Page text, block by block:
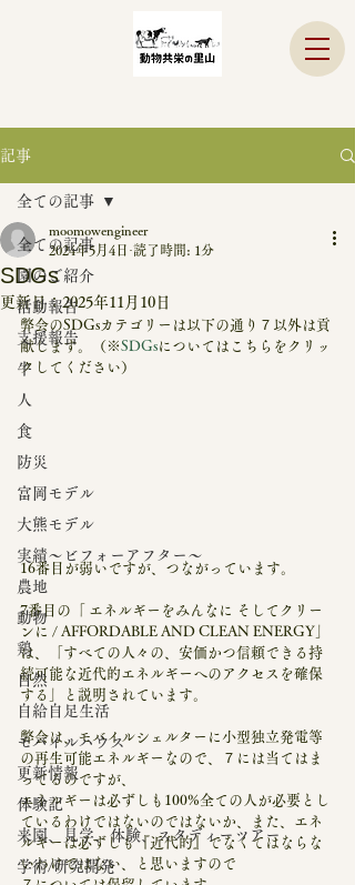
記事
全ての記事
園のご紹介
活動報告
支援報告
牛
人
食
防災
富岡モデル
大熊モデル
実績～ビフォーアフター～
農地
動物
鶏
自然
自給自足生活
モバイルハウス
更新情報
体験記
来園、見学、体験、スタディーツアー
学術/研究開発
全ての記事
SDGs
moomowengineer
2024年5月4日 読了時間: 1分
更新日：2025年11月10日
弊会のSDGsカテゴリーは以下の通り７以外は貢
献します。（※SDGsについてはこちらをクリッ
クしてください）
16番目が弱いですが、つながっています。
7番目の「 エネルギーをみんなに そしてクリー
ンに / AFFORDABLE AND CLEAN ENERGY」
は、「すべての人々の、安価かつ信頼できる持
続可能な近代的エネルギーへのアクセスを確保
する」と説明されています。
弊会は、モバイルシェルターに小型独立発電等
の再生可能エネルギーなので、７には当てはま
ってるのですが、
エネルギーは必ずしも100%全ての人が必要とし
ているわけではないのではないか、また、エネ
ルギーは必ずしも『近代的』でなくてはならな
いわけではない、と思いますので